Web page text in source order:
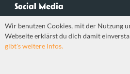
Social Media
Mastodon
Wir benutzen Cookies, mit der Nutzung
Webseite erklärst du dich damit
gibt's weitere Infos.